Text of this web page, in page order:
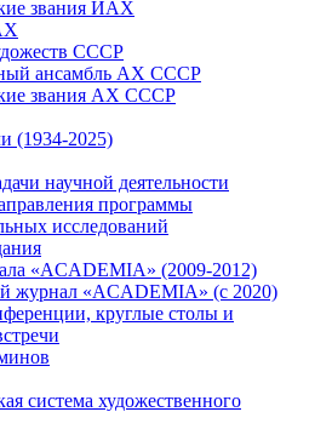
звания ИАХ
СССР
ансамбль АХ СССР
звания АХ СССР
(1934-2025)
научной деятельности
программы
исследований
«ACADEMIA» (2009-2012)
журнал «ACADEMIA» (с 2020)
круглые столы и
система художественного